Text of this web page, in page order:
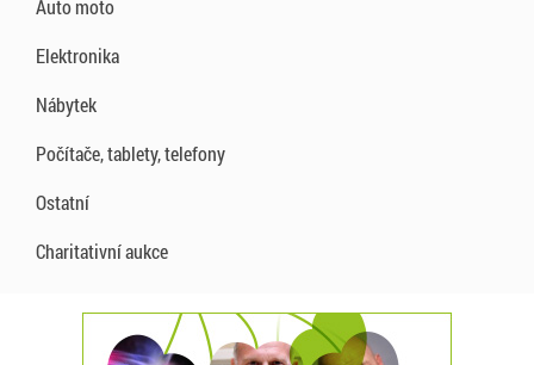
Auto moto
Elektronika
Nábytek
Počítače, tablety, telefony
Ostatní
Charitativní aukce